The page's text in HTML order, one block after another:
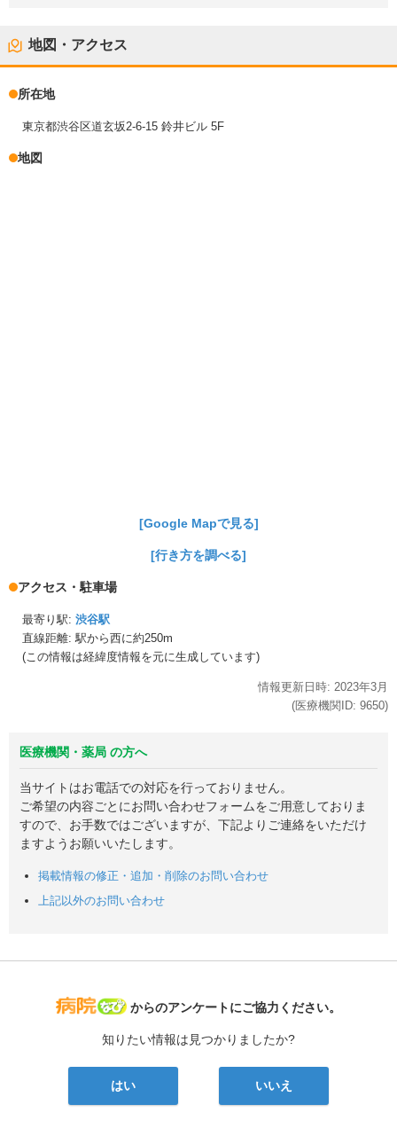
地図・アクセス
所在地
東京都渋谷区道玄坂2-6-15 鈴井ビル 5F
地図
[Google Mapで見る]
[行き方を調べる]
アクセス・駐車場
最寄り駅: 渋谷駅
直線距離: 駅から西に約250m
(この情報は経緯度情報を元に生成しています)
情報更新日時: 2023年3月
(医療機関ID: 9650)
医療機関・薬局 の方へ
当サイトはお電話での対応を行っておりません。
ご希望の内容ごとにお問い合わせフォームをご用意しておりま
すので、お手数ではございますが、下記よりご連絡をいただけ
ますようお願いいたします。
掲載情報の修正・追加・削除のお問い合わせ
上記以外のお問い合わせ
病院なび
からのアンケートにご協力ください。
知りたい情報は見つかりましたか?
はい いいえ